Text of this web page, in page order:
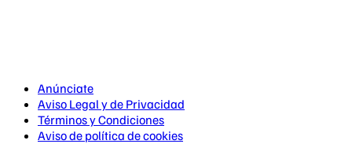
Anúnciate
Aviso Legal y de Privacidad
Términos y Condiciones
Aviso de política de cookies